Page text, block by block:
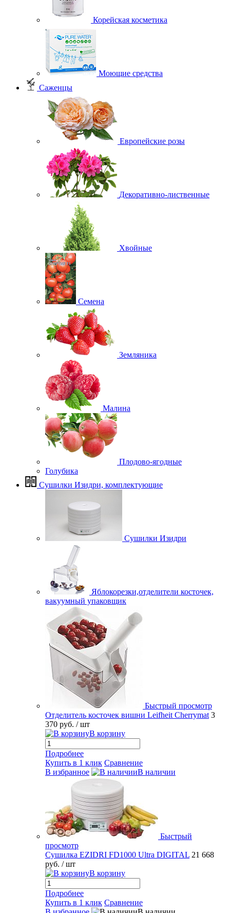
Корейская косметика
Моющие средства
Саженцы
Европейские розы
Декоративно-лиственные
Хвойные
Семена
Земляника
Малина
Плодово-ягодные
Голубика
Сушилки Изидри, комплектующие
Сушилки Изидри
Яблокорезки,отделители косточек,
вакуумный упаковщик
Быстрый просмотр
Отделитель косточек вишни Leifheit Cherrymat 3
370 руб. / шт
В корзину
Подробнее
Купить в 1 клик Сравнение
В избранное
В наличии
Быстрый
просмотр
Сушилка EZIDRI FD1000 Ultra DIGITAL 21 668
руб. / шт
В корзину
Подробнее
Купить в 1 клик Сравнение